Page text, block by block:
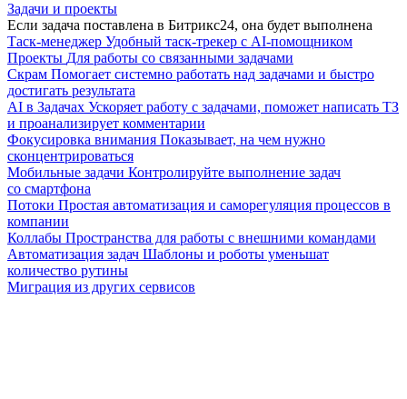
Задачи и проекты
Если задача поставлена в Битрикс24, она будет выполнена
Таск-менеджер Удобный таск-трекер с AI-помощником
Проекты Для работы со связанными задачами
Скрам Помогает системно работать над задачами и быстро
достигать результата
AI в Задачах Ускоряет работу с задачами, поможет написать ТЗ
и проанализирует комментарии
Фокусировка внимания Показывает, на чем нужно
сконцентрироваться
Мобильные задачи Контролируйте выполнение задач
со смартфона
Потоки Простая автоматизация и саморегуляция процессов в
компании
Коллабы Пространства для работы с внешними командами
Автоматизация задач Шаблоны и роботы уменьшат
количество рутины
Миграция из других сервисов